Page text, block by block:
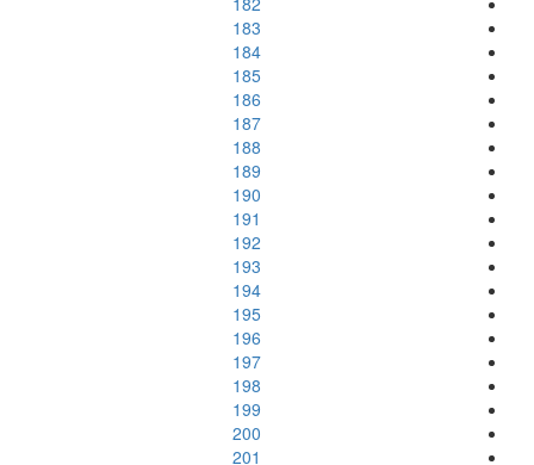
183
184
185
186
187
188
189
190
191
192
193
194
195
196
197
198
199
200
201